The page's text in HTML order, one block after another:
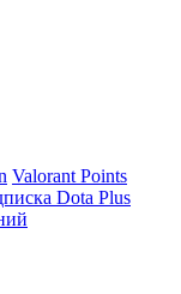
Valorant Points
Dota Plus